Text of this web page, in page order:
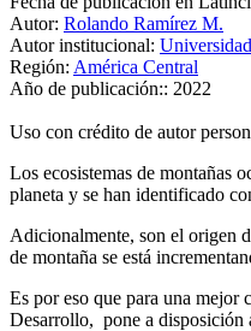
Autor: Rolando Ramírez M.
Autor institucional:
Región: América Central
Año de publicación:: 2022
Uso con crédito de autor
Los ecosistemas de montañas
planeta y se han identificado
Adicionalmente, son el origen
de montaña se está
Es por eso que para una
Desarrollo, pone a disposición